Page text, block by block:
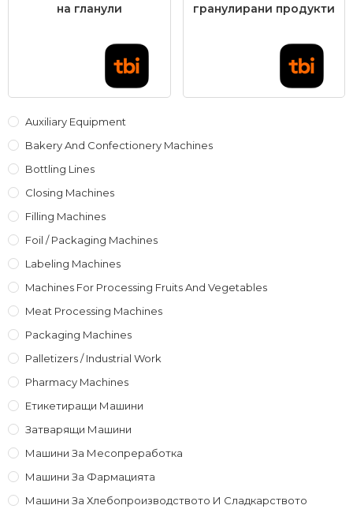
Auxiliary Equipment
Bakery And Confectionery Machines
Bottling Lines
Closing Machines
Filling Machines
Foil / Packaging Machines
Labeling Machines
Machines For Processing Fruits And Vegetables
Meat Processing Machines
Packaging Machines
Palletizers / Industrial Work
Pharmacy Machines
Етикетиращи Машини
Затварящи Машини
Машини За Месопреработка
Машини За Фармацията
Машини За Хлебопроизводството И Сладкарството
на гланули
гранулирани продукти